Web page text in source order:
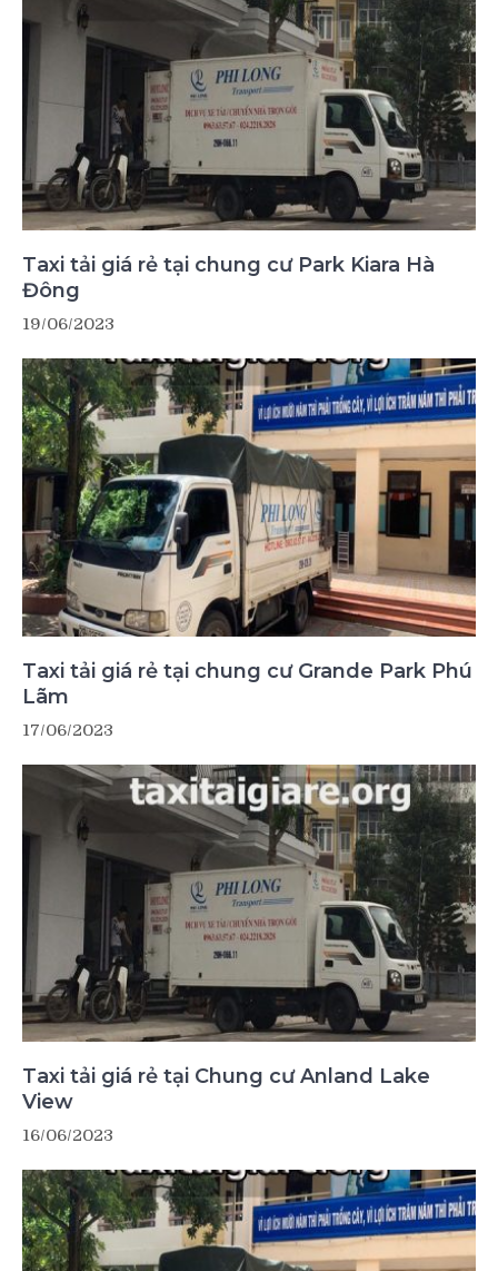
Taxi tải giá rẻ tại chung cư Park Kiara Hà
Đông
19/06/2023
Taxi tải giá rẻ tại chung cư Grande Park Phú
Lãm
17/06/2023
Taxi tải giá rẻ tại Chung cư Anland Lake
View
16/06/2023